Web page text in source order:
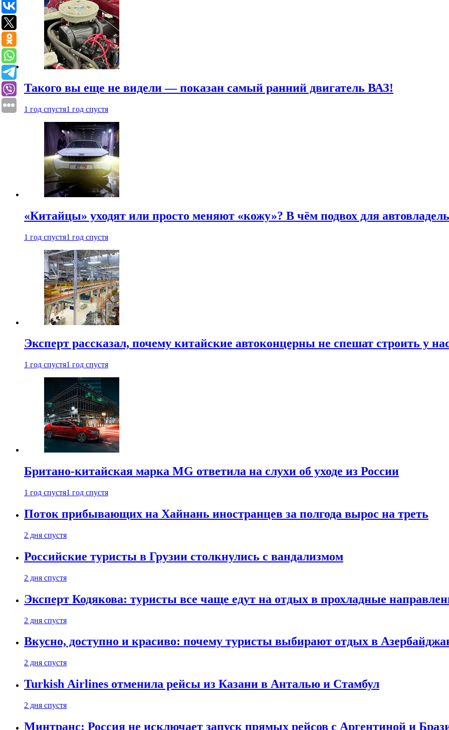
Такого вы еще не видели — показан самый ранний двигатель ВАЗ!
1 год спустя1 год спустя
«Китайцы» уходят или просто меняют «кожу»? В чём подвох для
1 год спустя1 год спустя
Эксперт рассказал, почему китайские автоконцерны не спешат строить у
1 год спустя1 год спустя
Британо-китайская марка MG ответила на слухи об уходе из России
1 год спустя1 год спустя
Поток прибывающих на Хайнань иностранцев за полгода вырос на треть
2 дня спустя
Российские туристы в Грузии столкнулись с вандализмом
2 дня спустя
Эксперт Кодякова: туристы все чаще едут на отдых в прохладные
2 дня спустя
Вкусно, доступно и красиво: почему туристы выбирают отдых в
2 дня спустя
Turkish Airlines отменила рейсы из Казани в Анталью и Стамбул
2 дня спустя
Минтранс: Россия не исключает запуск прямых рейсов с Аргентиной и